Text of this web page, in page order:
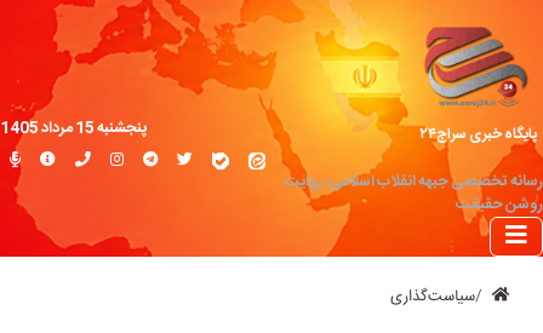
پایگاه خبری سراج۲۴
رسانه تخصصی جبهه انقلاب اسلامی؛ روایت
روشن حقیقت
پنجشنبه 15 مرداد 1405
سیاست‌گذاری